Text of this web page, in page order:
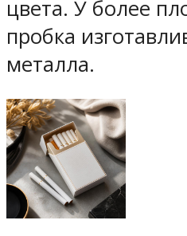
цвета. У более
пробка
металла.